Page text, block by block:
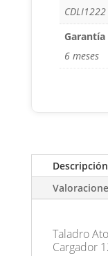
CDLI1222
Garantía
6 meses
Descripción
Taladro
Cargador